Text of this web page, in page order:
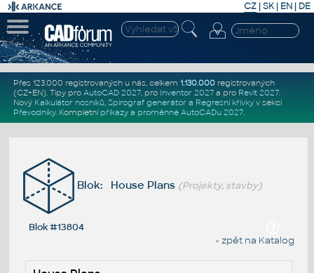
CZ | SK| EN | DE
Přes 123.000 registrovaných u nás, celkem 1.130.000registrovaných
(CZ+EN). Tipy pro AutoCAD 2027, pro Inventor 2027a pro Revit 2027.
Nový Kalkulátor nosníků, Spirograf generátor a Regresní křivkyv sekci
Převodníky. Kompletní příkazya proměnné AutoCADu 2027.
Blok: House Plans (Projekty, stavby)
Blok #13804
« zpět na Katalog